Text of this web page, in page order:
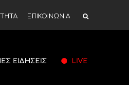
ΕΠΙΚΟΙΝΩΝΙΑ
ΕΙΔΗΣΕΙΣ LIVE